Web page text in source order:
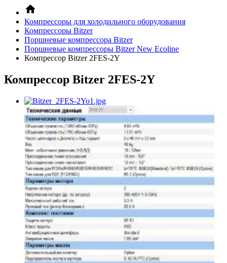
Компрессоры для холодильного оборудования
Компрессоры Bitzer
Поршневые компрессора Bitzer
Поршневые компрессоры Bitzer New Ecoline
Компрессор Bitzer 2FES-2Y
Компрессор Bitzer 2FES-2Y